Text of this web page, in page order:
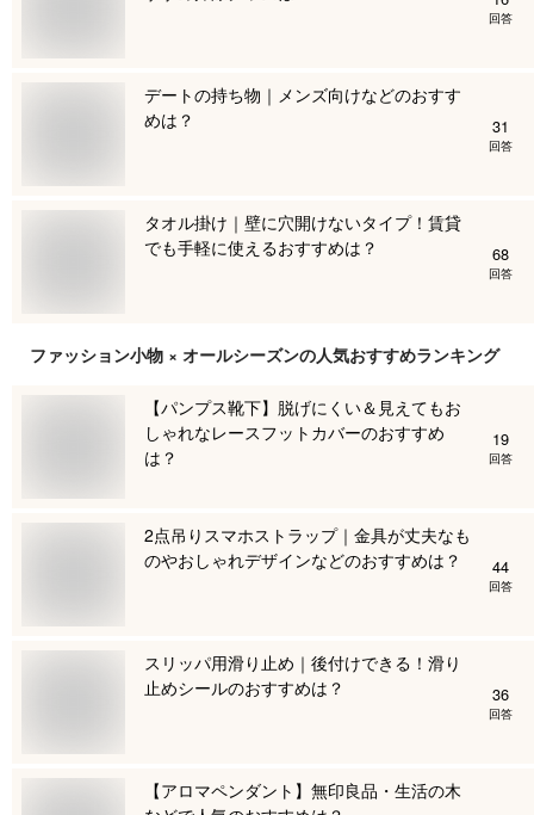
回答
デートの持ち物｜メンズ向けなどのおすす
めは？
31
回答
タオル掛け｜壁に穴開けないタイプ！賃貸
でも手軽に使えるおすすめは？
68
回答
ファッション小物 × オールシーズンの人気おすすめランキング
【パンプス靴下】脱げにくい＆見えてもお
しゃれなレースフットカバーのおすすめ
は？
19
回答
2点吊りスマホストラップ｜金具が丈夫なも
のやおしゃれデザインなどのおすすめは？
44
回答
スリッパ用滑り止め｜後付けできる！滑り
止めシールのおすすめは？
36
回答
【アロマペンダント】無印良品・生活の木